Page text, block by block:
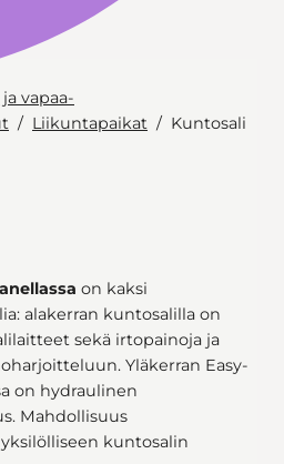
vapaa-
Liikuntapaikat
Kuntosali
on kaksi
alakerran kuntosalilla on
sekä irtopainoja ja
Yläkerran Easy-
on hydraulinen
Mahdollisuus
kuntosalin